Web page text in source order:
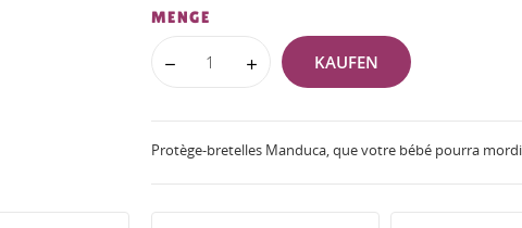
MENGE
KAUFEN
Protège-bretelles Manduca, que votre bébé pourra